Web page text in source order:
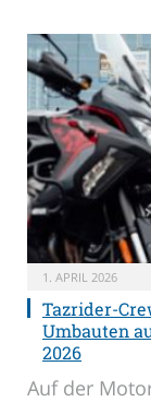
1. APRIL 2026
Tazrider-
Umbauten
2026
Auf der